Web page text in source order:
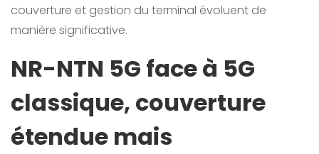
couverture et gestion du terminal évoluent de
manière significative.
NR-NTN 5G face à 5G
classique, couverture
étendue mais